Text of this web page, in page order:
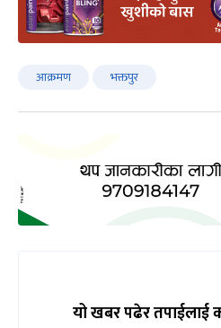
आक्रमण भक्तपुर
यो खबर पढेर तपाईलाई